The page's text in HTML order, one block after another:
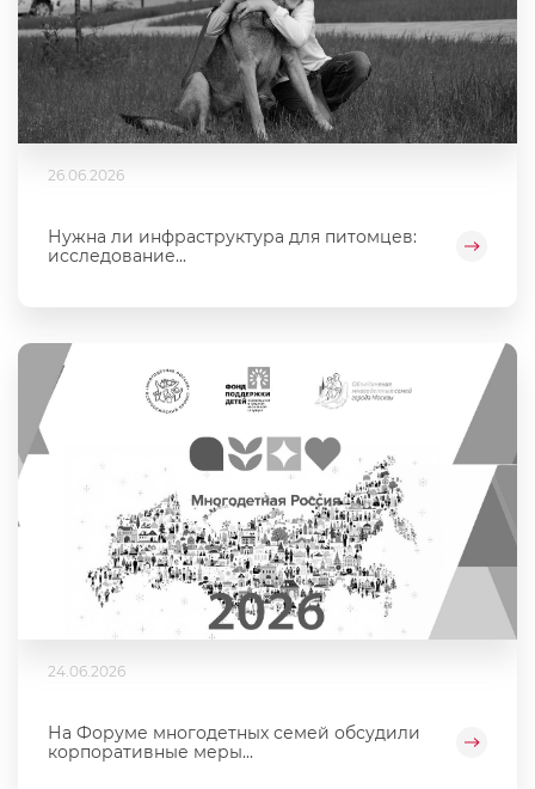
26.06.2026
Нужна ли инфраструктура для питомцев:
исследование...
24.06.2026
На Форуме многодетных семей обсудили
корпоративные меры...